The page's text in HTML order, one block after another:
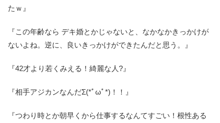
たｗ』
『この年齢なら デキ婚とかじゃないと、なかなかきっかけが
ないよね。逆に、良いきっかけができたんだと思う。』
『42才より若くみえる！綺麗な人?』
『相手アジカンなんだΣ(*ﾟωﾟ*)！！』
『つわり時とか朝早くから仕事するなんてすごい！根性ある